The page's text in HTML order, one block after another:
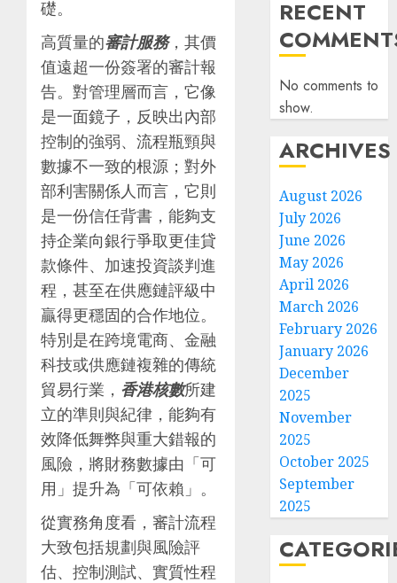
礎。
高質量的審計服務，其價
值遠超一份簽署的審計報
告。對管理層而言，它像
是一面鏡子，反映出內部
控制的強弱、流程瓶頸與
數據不一致的根源；對外
部利害關係人而言，它則
是一份信任背書，能夠支
持企業向銀行爭取更佳貸
款條件、加速投資談判進
程，甚至在供應鏈評級中
贏得更穩固的合作地位。
特別是在跨境電商、金融
科技或供應鏈複雜的傳統
貿易行業， 香港核數所建
立的準則與紀律，能夠有
效降低舞弊與重大錯報的
風險，將財務數據由「可
用」提升為「可依賴」。
從實務角度看，審計流程
大致包括規劃與風險評
估、控制測試、實質性程
RECENT
No comments to
show.
ARCHIVES
August 2026
July 2026
June 2026
May 2026
April 2026
March 2026
February 2026
January 2026
December
2025
November
2025
October 2025
September
2025